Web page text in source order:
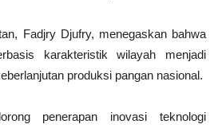
Fadjry Djufry, menegaskan bahwa
karakteristik wilayah menjadi
produksi pangan nasional.
penerapan inovasi teknologi